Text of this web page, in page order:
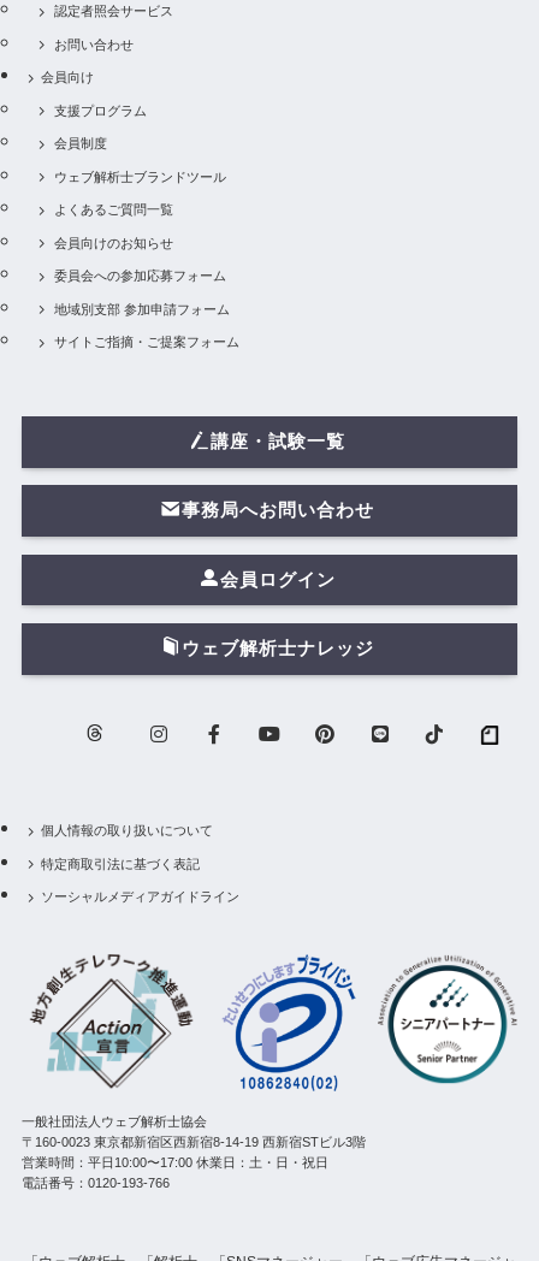
認定者照会サービス
お問い合わせ
会員向け
支援プログラム
会員制度
ウェブ解析士ブランドツール
よくあるご質問一覧
会員向けのお知らせ
委員会への参加応募フォーム
地域別支部 参加申請フォーム
サイトご指摘・ご提案フォーム
講座・試験一覧
事務局へお問い合わせ
会員ログイン
ウェブ解析士ナレッジ
個人情報の取り扱いについて
特定商取引法に基づく表記
ソーシャルメディアガイドライン
一般社団法人ウェブ解析士協会
〒160-0023 東京都新宿区西新宿8-14-19 西新宿STビル3階
営業時間：平日10:00〜17:00 休業日：土・日・祝日
電話番号：0120-193-766